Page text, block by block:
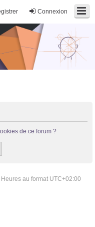
Connexion
de ce forum ?
Heures au format UTC+02:00